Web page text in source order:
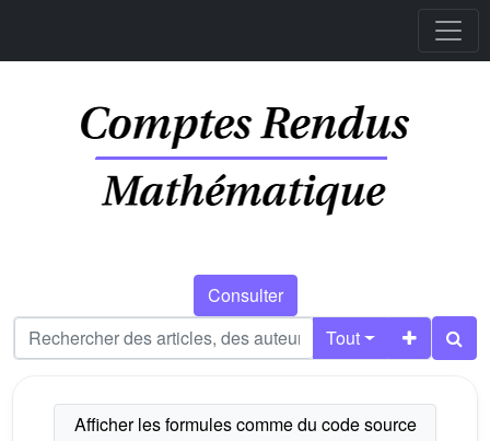
Consulter
Tout